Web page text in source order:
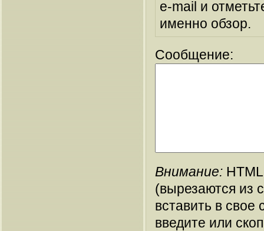
e-mail и
именно обзор.
Сообщение:
Внимание:
(вырезаются из
вставить в
введите или